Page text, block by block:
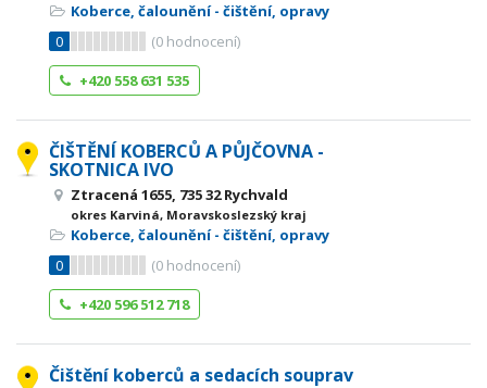
Koberce, čalounění - čištění, opravy
0
(0 hodnocení)
+420 558 631 535
ČIŠTĚNÍ KOBERCŮ A PŮJČOVNA -
SKOTNICA IVO
Ztracená 1655, 735 32 Rychvald
okres Karviná, Moravskoslezský kraj
Koberce, čalounění - čištění, opravy
0
(0 hodnocení)
+420 596 512 718
Čištění koberců a sedacích souprav